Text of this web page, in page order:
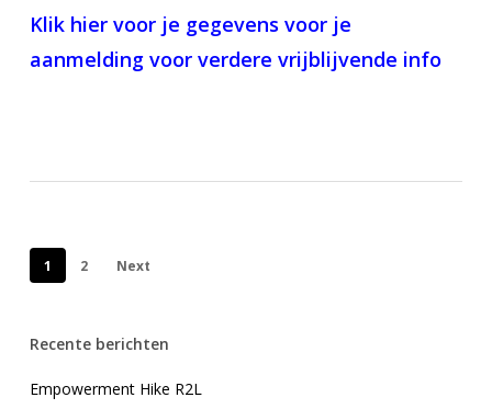
Klik hier voor je gegevens voor je
aanmelding voor verdere vrijblijvende info
1 2 Next
Recente berichten
Empowerment Hike R2L